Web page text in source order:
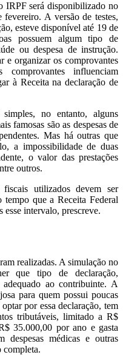
IRPF será disponibilizado no
A versão de testes,
esteve disponível até 19 de
possuem algum tipo de
ou despesa de instrução.
e organizar os comprovantes
influenciam
à Receita na declaração de
no entanto, alguns
famosas são as despesas de
Mas há outras que
a impossibilidade de duas
o valor das prestações
outros.
utilizados devem ser
que a Receita Federal
intervalo, prescreve.
realizadas. A simulação no
que tipo de declaração,
ao contribuinte. A
para quem possui poucas
por essa declaração, tem
tributáveis, limitado a R$
35.000,00 por ano e gasta
médicas e outras
completa.